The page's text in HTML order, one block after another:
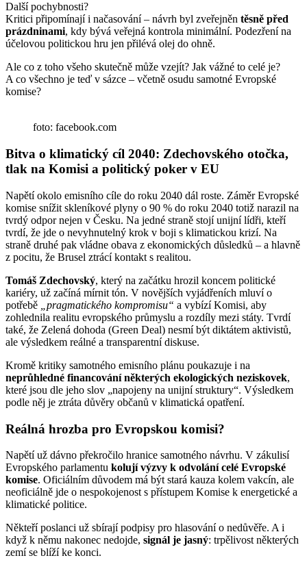
Další pochybnosti?
Kritici připomínají i načasování – návrh byl zveřejněn těsně před
prázdninami, kdy bývá veřejná kontrola minimální. Podezření na
účelovou politickou hru jen přilévá olej do ohně.
Ale co z toho všeho skutečně může vzejít? Jak vážné to celé je?
A co všechno je teď v sázce – včetně osudu samotné Evropské
komise?
foto: facebook.com
Bitva o klimatický cíl 2040: Zdechovského otočka,
tlak na Komisi a politický poker v EU
Napětí okolo emisního cíle do roku 2040 dál roste. Záměr Evropské
komise snížit skleníkové plyny o 90 % do roku 2040 totiž narazil na
tvrdý odpor nejen v Česku. Na jedné straně stojí unijní lídři, kteří
tvrdí, že jde o nevyhnutelný krok v boji s klimatickou krizí. Na
straně druhé pak vládne obava z ekonomických důsledků – a hlavně
z pocitu, že Brusel ztrácí kontakt s realitou.
Tomáš Zdechovský, který na začátku hrozil koncem politické
kariéry, už začíná mírnit tón. V novějších vyjádřeních mluví o
potřebě
„pragmatického kompromisu“ a vybízí Komisi, aby
zohlednila realitu evropského průmyslu a rozdíly mezi státy. Tvrdí
také, že Zelená dohoda (Green Deal) nesmí být diktátem aktivistů,
ale výsledkem reálné a transparentní diskuse.
Kromě kritiky samotného emisního plánu poukazuje i na
neprůhledné financování některých ekologických neziskovek,
které jsou dle jeho slov „napojeny na unijní struktury“. Výsledkem
podle něj je ztráta důvěry občanů v klimatická opatření.
Reálná hrozba pro Evropskou komisi?
Napětí už dávno překročilo hranice samotného návrhu. V zákulisí
Evropského parlamentu kolují výzvy k odvolání celé Evropské
komise. Oficiálním důvodem má být stará kauza kolem vakcín, ale
neoficiálně jde o nespokojenost s přístupem Komise k energetické a
klimatické politice.
Někteří poslanci už sbírají podpisy pro hlasování o nedůvěře. A i
když k němu nakonec nedojde, signál je jasný: trpělivost některých
zemí se blíží ke konci.